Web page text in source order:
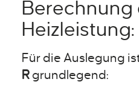
Berechnung
Heizleistung:
Für die Auslegung
R grundlegend: